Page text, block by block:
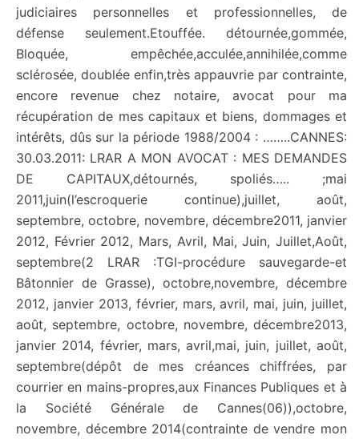
judiciaires personnelles et professionnelles, de
défense seulement.Etouffée. détournée,gommée,
Bloquée, empêchée,acculée,annihilée,comme
sclérosée, doublée enfin,très appauvrie par contrainte,
encore revenue chez notaire, avocat pour ma
récupération de mes capitaux et biens, dommages et
intérêts, dûs sur la période 1988/2004 : ……..CANNES:
30.03.2011: LRAR A MON AVOCAT : MES DEMANDES
DE CAPITAUX,détournés, spoliés….. ;mai
2011,juin(l’escroquerie continue),juillet, août,
septembre, octobre, novembre, décembre2011, janvier
2012, Février 2012, Mars, Avril, Mai, Juin, Juillet,Août,
septembre(2 LRAR :TGI-procédure sauvegarde-et
Bâtonnier de Grasse), octobre,novembre, décembre
2012, janvier 2013, février, mars, avril, mai, juin, juillet,
août, septembre, octobre, novembre, décembre2013,
janvier 2014, février, mars, avril,mai, juin, juillet, août,
septembre(dépôt de mes créances chiffrées, par
courrier en mains-propres,aux Finances Publiques et à
la Société Générale de Cannes(06)),octobre,
novembre, décembre 2014(contrainte de vendre mon